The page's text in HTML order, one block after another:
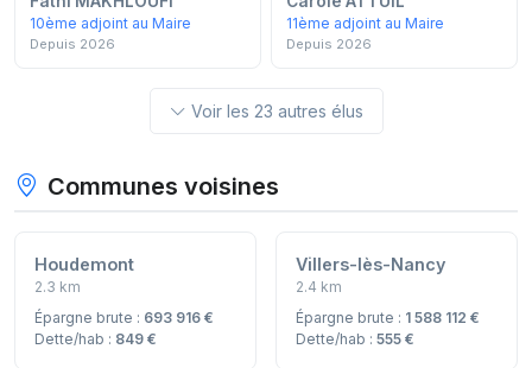
10ème adjoint au Maire
Depuis 2026
11ème adjoint au Maire
Depuis 2026
Voir les 23 autres élus
Communes voisines
Houdemont
2.3 km
Épargne brute : 693 916 €
Dette/hab : 849 €
Villers-lès-Nancy
2.4 km
Épargne brute : 1 588 112 €
Dette/hab : 555 €